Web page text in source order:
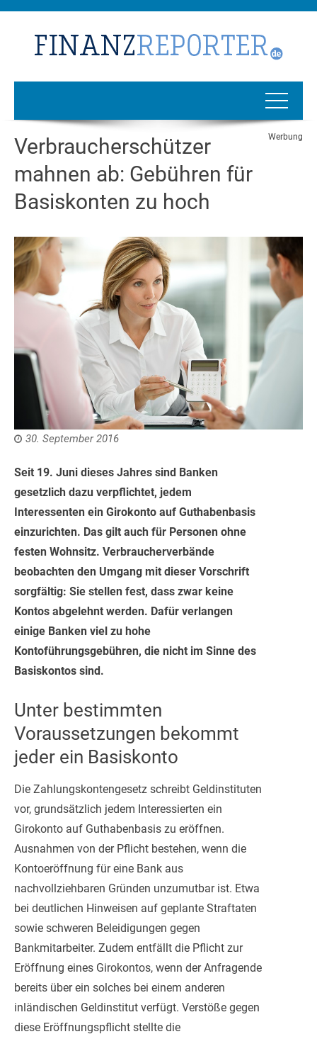
Verbraucherschützer
mahnen ab: Gebühren für
Basiskonten zu hoch
Werbung
30. September 2016
Seit 19. Juni dieses Jahres sind Banken
gesetzlich dazu verpflichtet, jedem
Interessenten ein Girokonto auf Guthabenbasis
einzurichten. Das gilt auch für Personen ohne
festen Wohnsitz. Verbraucherverbände
beobachten den Umgang mit dieser Vorschrift
sorgfältig: Sie stellen fest, dass zwar keine
Kontos abgelehnt werden. Dafür verlangen
einige Banken viel zu hohe
Kontoführungsgebühren, die nicht im Sinne des
Basiskontos sind.
Unter bestimmten
Voraussetzungen bekommt
jeder ein Basiskonto
Die Zahlungskontengesetz schreibt Geldinstituten
vor, grundsätzlich jedem Interessierten ein
Girokonto auf Guthabenbasis zu eröffnen.
Ausnahmen von der Pflicht bestehen, wenn die
Kontoeröffnung für eine Bank aus
nachvollziehbaren Gründen unzumutbar ist. Etwa
bei deutlichen Hinweisen auf geplante Straftaten
sowie schweren Beleidigungen gegen
Bankmitarbeiter. Zudem entfällt die Pflicht zur
Eröffnung eines Girokontos, wenn der Anfragende
bereits über ein solches bei einem anderen
inländischen Geldinstitut verfügt. Verstöße gegen
diese Eröffnungspflicht stellte die